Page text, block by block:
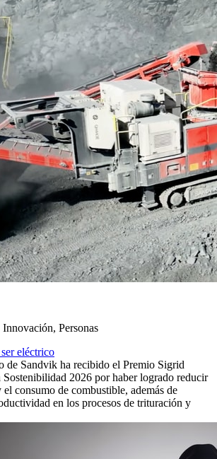
Personas
eléctrico
de Sandvik ha recibido el Premio Sigrid
Sostenibilidad 2026 por haber logrado reducir
el consumo de combustible, además de
en los procesos de trituración y